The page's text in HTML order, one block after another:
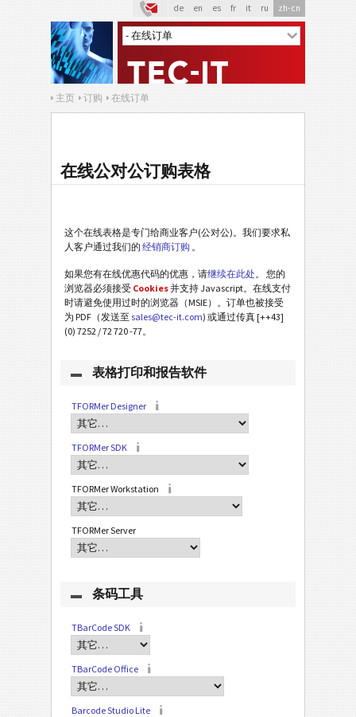
de en es fr it ru zh-cn
主页 订购 在线订单
在线公对公订购表格
这个在线表格是专门给商业客户(公对公)。我们要求私
人客户通过我们的 经销商订购 。
如果您有在线优惠代码的优惠，请继续在此处。 您的
浏览器必须接受 Cookies并支持 Javascript。在线支付
时请避免使用过时的浏览器（MSIE）。订单也被接受
为 PDF（发送至 sales@tec-it.com) 或通过传真 [++43]
(0) 7252 / 72 720 -77。
表格打印和报告软件
TFORMer Designer
TFORMer SDK
TFORMer Workstation
TFORMer Server
条码工具
TBarCode SDK
TBarCode Office
Barcode Studio Lite